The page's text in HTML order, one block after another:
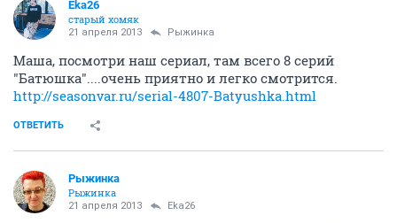
Eka26
старый хомяк
21 апреля 2013 Рыжинка
Маша, посмотри наш сериал, там всего 8 серий
"Батюшка"....очень приятно и легко смотрится.
http://seasonvar.ru/serial-4807-Batyushka.html
ОТВЕТИТЬ
Рыжинка
Рыжинка
21 апреля 2013 Eka26